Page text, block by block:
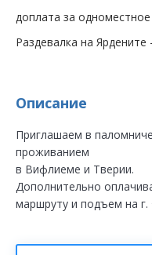
доплата за
Раздевалка на Ярдените
Описание
Приглашаем в
проживанием
в Вифлиеме и Тверии.
Дополнительно
маршруту и подъем на г.